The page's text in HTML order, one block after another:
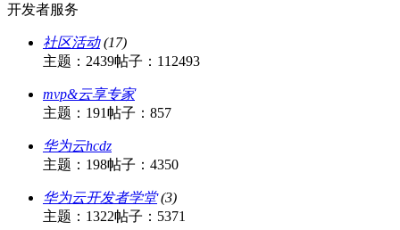
开发者服务
社区活动 (17)
主题：2439帖子：112493
mvp&云享专家
主题：191帖子：857
华为云hcdz
主题：198帖子：4350
华为云开发者学堂 (3)
主题：1322帖子：5371